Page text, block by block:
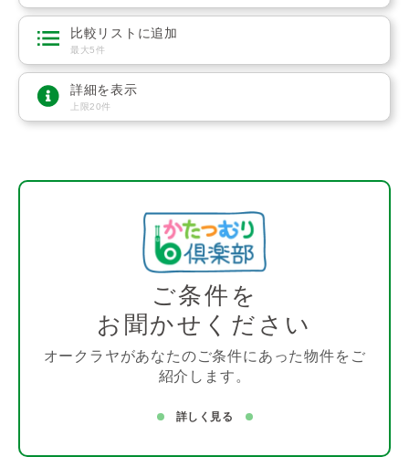
比較リストに追加
最大5件
詳細を表示
上限20件
ご条件を
お聞かせください
オークラヤがあなたのご条件にあった物件をご
紹介します。
詳しく見る